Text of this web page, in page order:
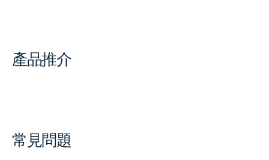
產品推介
常見問題